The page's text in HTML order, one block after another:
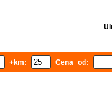
+km: Cena od: